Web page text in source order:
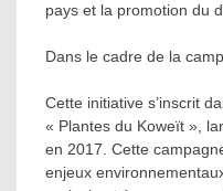
pays et la promotion du
Dans le cadre de la
Cette initiative s’inscrit
« Plantes du Koweït »,
en 2017. Cette
enjeux